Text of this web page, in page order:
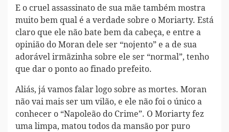
E o cruel assassinato de sua mãe também mostra
muito bem qual é a verdade sobre o Moriarty. Está
claro que ele não bate bem da cabeça, e entre a
opinião do Moran dele ser “nojento” e a de sua
adorável irmãzinha sobre ele ser “normal”, tenho
que dar o ponto ao finado prefeito.
Aliás, já vamos falar logo sobre as mortes. Moran
não vai mais ser um vilão, e ele não foi o único a
conhecer o “Napoleão do Crime”. O Moriarty fez
uma limpa, matou todos da mansão por puro